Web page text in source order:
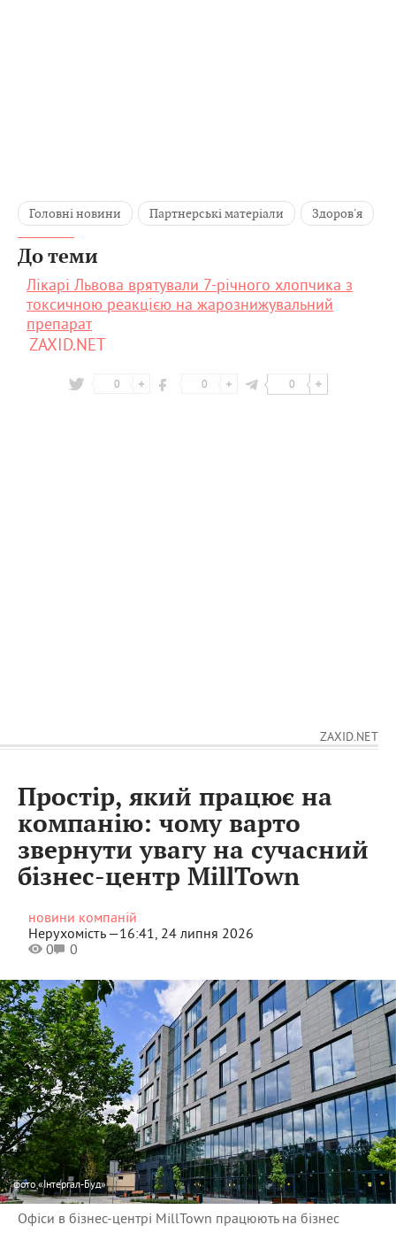
Головні новини Партнерські матеріали Здоров'я
До теми
Лікарі Львова врятували 7-річного хлопчика з
токсичною реакцією на жарознижувальний
препарат
ZAXID.NET
0 0 0
ZAXID.NET
Простір, який працює на
компанію: чому варто
звернути увагу на сучасний
бізнес-центр MillTown
новини компаній
Нерухомість —16:41, 24 липня 2026
0
0
фото«Інтергал-Буд»
Офіси в бізнес-центрі MillTown працюють на бізнес